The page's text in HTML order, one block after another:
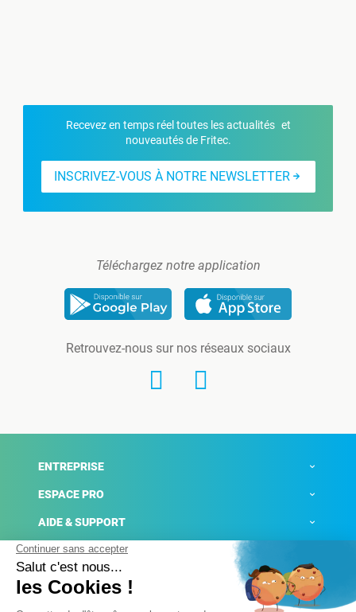
Recevez en temps réel toutes les actualités et
nouveautés de Fritec.
INSCRIVEZ-VOUS À NOTRE NEWSLETTER
Téléchargez notre application
Retrouvez-nous sur nos réseaux sociaux
ENTREPRISE
ESPACE PRO
AIDE & SUPPORT
ACTUALITÉS